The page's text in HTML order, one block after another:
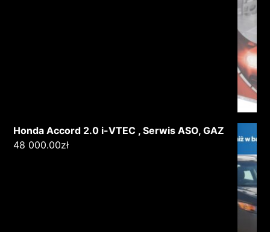
Honda Accord 2.0 i-VTEC , Serwis ASO, GAZ
48 000.00zł